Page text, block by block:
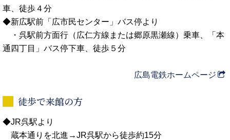
車、徒歩４分
◆新広駅前「広市民センター」バス停より
・呉駅前方面行（広仁方線または郷原黒瀬線）乗車、「本
通四丁目」バス停下車、徒歩５分
広島電鉄ホームページ
徒歩で来館の方
◆JR呉駅より
蔵本通りを北進→JR呉駅から徒歩約15分